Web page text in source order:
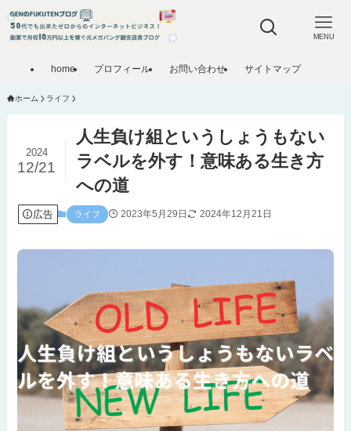
MENU
home プロフィール お問い合わせ サイトマップ
ホーム ライフ
人生負け組というしょうもない
ラベルを外す！意味ある生き方
への道
2024
12/21
広告 ライフ 2023年5月29日 2024年12月21日